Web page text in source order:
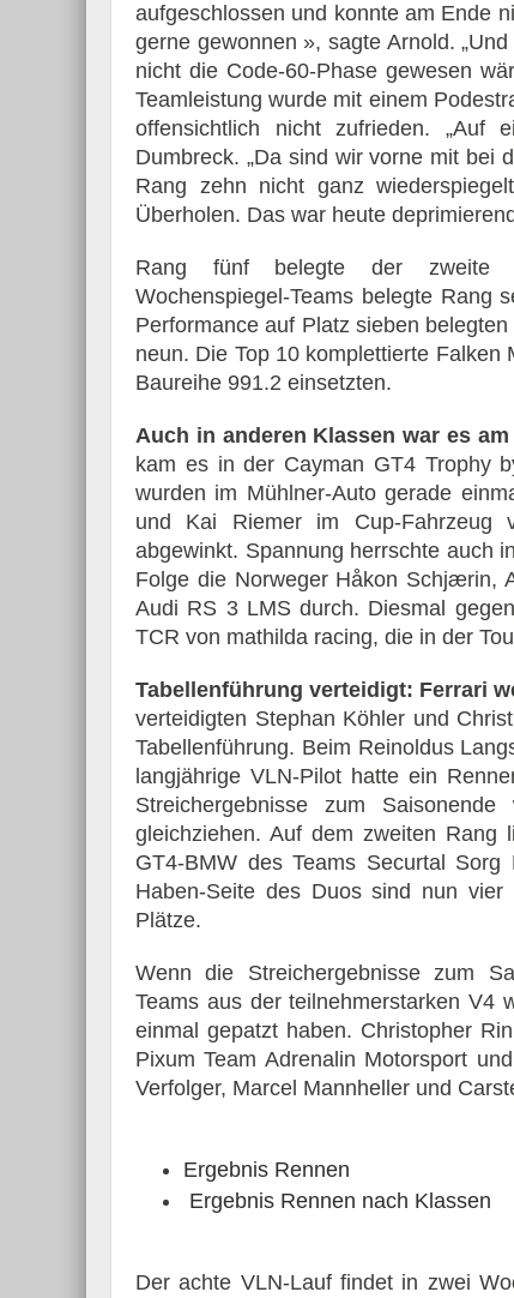
aufgeschlossen und konnte am Ende
gerne gewonnen », sagte Arnold.
nicht die Code-60-Phase gewesen
Teamleistung wurde mit einem
offensichtlich nicht zufrieden.
Dumbreck. „Da sind wir vorne mit bei
Rang zehn nicht ganz
Überholen. Das war heute
Rang fünf belegte der zweite
Wochenspiegel-Teams belegte Rang
Performance auf Platz sieben
neun. Die Top 10 komplettierte
Baureihe 991.2 einsetzten.
Auch in anderen Klassen war es
kam es in der Cayman GT4 Trophy
wurden im Mühlner-Auto gerade
und Kai Riemer im Cup-Fahrzeug
abgewinkt. Spannung herrschte auch
Folge die Norweger Håkon Schjærin,
Audi RS 3 LMS durch. Diesmal
TCR von mathilda racing, die in der
Tabellenführung verteidigt: Ferrari
verteidigten Stephan Köhler und
Tabellenführung. Beim Reinoldus
langjährige VLN-Pilot hatte ein
Streichergebnisse zum
gleichziehen. Auf dem zweiten Rang
GT4-BMW des Teams Securtal
Haben-Seite des Duos sind nun
Plätze.
Wenn die Streichergebnisse zum
Teams aus der teilnehmerstarken V4
einmal gepatzt haben. Christopher
Pixum Team Adrenalin Motorsport
Verfolger, Marcel Mannheller und
Ergebnis Rennen
Ergebnis Rennen nach Klassen
Der achte VLN-Lauf findet in zwei